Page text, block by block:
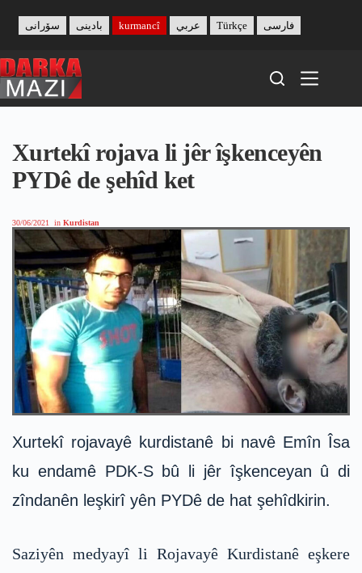
content
بادینی سۆرانی kurmancî عربي Türkçe فارسی
Xurtekî rojava li jêr îşkenceyên
PYDê de şehîd ket
30/06/2021 in Kurdistan
Xurtekî rojavayê kurdistanê bi navê Emîn Îsa
ku endamê PDK-S bû li jêr îşkenceyan û di
zîndanên leşkirî yên PYDê de hat şehîdkirin.
Saziyên medyayî li Rojavayê Kurdistanê eşkere